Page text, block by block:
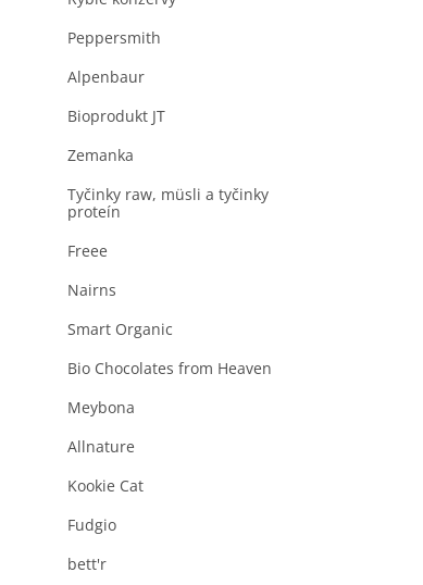
Peppersmith
Alpenbaur
Bioprodukt JT
Zemanka
Tyčinky raw, müsli a tyčinky
proteín
Freee
Nairns
Smart Organic
Bio Chocolates from Heaven
Meybona
Allnature
Kookie Cat
Fudgio
bett'r